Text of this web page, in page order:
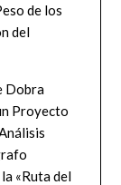
de los
del
Dobra
Proyecto
«Ruta del